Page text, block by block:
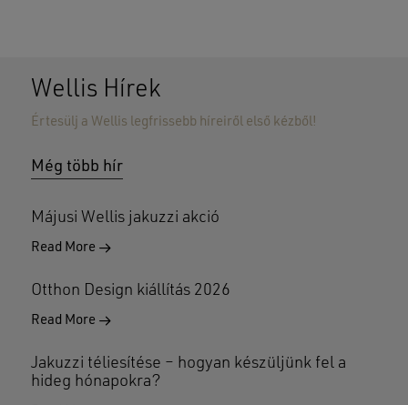
Wellis Hírek
Értesülj a Wellis legfrissebb híreiről első kézből!
Még több hír
Májusi Wellis jakuzzi akció
Read More
Otthon Design kiállítás 2026
Read More
Jakuzzi téliesítése – hogyan készüljünk fel a
hideg hónapokra?